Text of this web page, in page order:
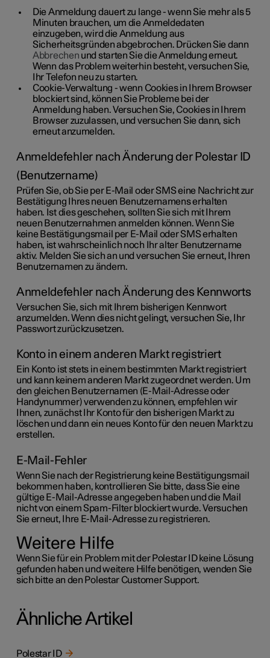
Die Anmeldung dauert zu lange- wenn Sie mehr als 5
Minuten brauchen, um die Anmeldedaten
einzugeben, wird die Anmeldung aus
Sicherheitsgründen abgebrochen. Drücken Sie dann
Abbrechen und starten Sie die Anmeldung erneut.
Wenn das Problem weiterhin besteht, versuchen Sie,
Ihr Telefon neu zu starten.
Cookie-Verwaltung - wenn Cookies in Ihrem Browser
blockiert sind, können Sie Probleme bei der
Anmeldung haben. Versuchen Sie, Cookies in Ihrem
Browser zuzulassen, und versuchen Sie dann, sich
erneut anzumelden.
Anmeldefehler nach Änderung der Polestar ID
(Benutzername)
Prüfen Sie, ob Sie per E-Mail oder SMS eine Nachricht zur
Bestätigung Ihres neuen Benutzernamens erhalten
haben. Ist dies geschehen, sollten Sie sich mit Ihrem
neuen Benutzernahmen anmelden können. Wenn Sie
keine Bestätigungsmail per E-Mail oder SMS erhalten
haben, ist wahrscheinlich noch Ihr alter Benutzername
aktiv. Melden Sie sich an und versuchen Sie erneut, Ihren
Benutzernamen zu ändern.
Anmeldefehler nach Änderung des Kennworts
Versuchen Sie, sich mit Ihrem bisherigen Kennwort
anzumelden. Wenn dies nicht gelingt, versuchen Sie, Ihr
Passwort zurückzusetzen.
Konto in einem anderen Markt registriert
Ein Konto ist stets in einem bestimmten Markt registriert
und kann keinem anderen Markt zugeordnet werden. Um
den gleichen Benutzernamen (E-Mail-Adresse oder
Handynummer) verwenden zu können, empfehlen wir
Ihnen, zunächst Ihr Konto für den bisherigen Markt zu
löschen und dann ein neues Konto für den neuen Markt zu
erstellen.
E-Mail-Fehler
Wenn Sie nach der Registrierung keine Bestätigungsmail
bekommen haben, kontrollieren Sie bitte, dass Sie eine
gültige E-Mail-Adresse angegeben haben und die Mail
nicht von einem Spam-Filter blockiert wurde. Versuchen
Sie erneut, Ihre E-Mail-Adresse zu registrieren.
Weitere Hilfe
Wenn Sie für ein Problem mit der Polestar ID keine Lösung
gefunden haben und weitere Hilfe benötigen, wenden Sie
sich bitte an den Polestar Customer Support.
Ähnliche Artikel
Polestar ID